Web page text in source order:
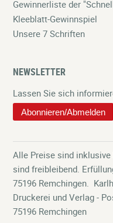
Gewinnerliste der
Kleeblatt-Gewinnspiel
Unsere 7 Schriften
NEWSLETTER
Lassen Sie sich
Abonnieren/Abmelden
Alle Preise sind
sind freibleibend.
75196 Remchingen.
Druckerei und Verlag -
75196 Remchingen